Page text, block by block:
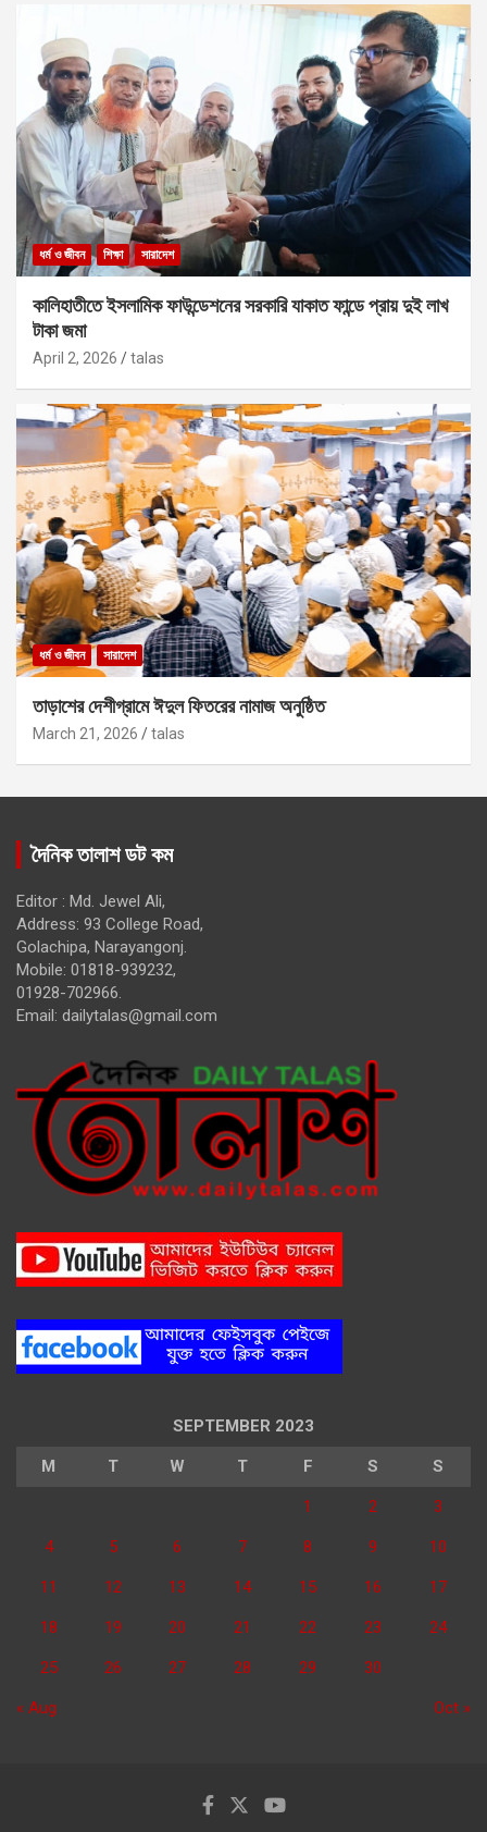
ধর্ম ও জীবন শিক্ষা সারাদেশ
কালিহাতীতে ইসলামিক ফাউন্ডেশনের সরকারি যাকাত ফান্ডে প্রায় দুই লাখ
টাকা জমা
April 2, 2026 talas
ধর্ম ও জীবন সারাদেশ
তাড়াশের দেশীগ্রামে ঈদুল ফিতরের নামাজ অনুষ্ঠিত
March 21, 2026 talas
দৈনিক তালাশ ডট কম
Editor : Md. Jewel Ali,
Address: 93 College Road,
Golachipa, Narayangonj.
Mobile: 01818-939232,
01928-702966.
Email: dailytalas@gmail.com
SEPTEMBER 2023
M T W T F S S
1 2 3
4 5 6 7 8 9 10
11 12 13 14 15 16 17
18 19 20 21 22 23 24
25 26 27 28 29 30
« Aug Oct »